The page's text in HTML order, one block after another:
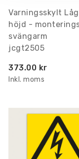
Varningsskylt
höjd -
svängarm
jcgt2505
373.00 kr
Inkl. moms